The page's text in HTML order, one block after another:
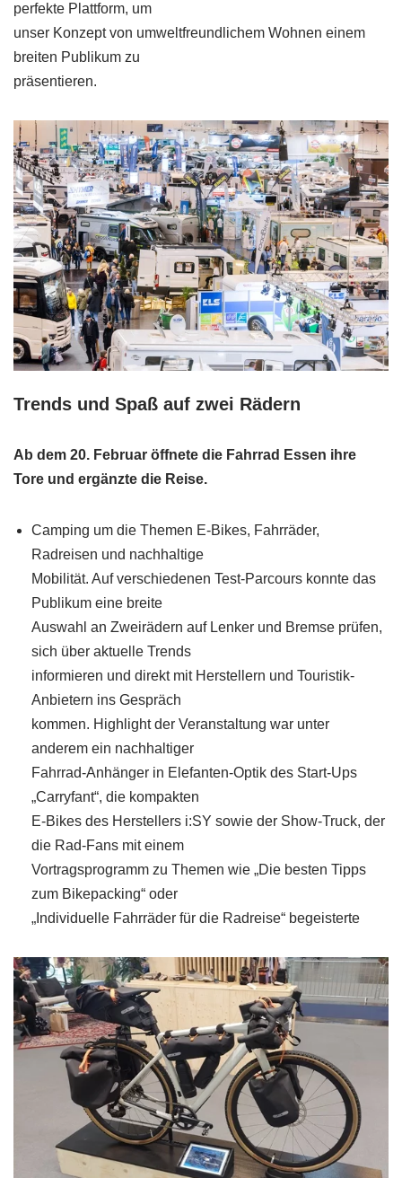
perfekte Plattform, um
unser Konzept von umweltfreundlichem Wohnen einem
breiten Publikum zu
präsentieren.
Trends und Spaß auf zwei Rädern
Ab dem 20. Februar öffnete die Fahrrad Essen ihre
Tore und ergänzte die Reise.
Camping um die Themen E-Bikes, Fahrräder,
Radreisen und nachhaltige
Mobilität. Auf verschiedenen Test-Parcours konnte das
Publikum eine breite
Auswahl an Zweirädern auf Lenker und Bremse prüfen,
sich über aktuelle Trends
informieren und direkt mit Herstellern und Touristik-
Anbietern ins Gespräch
kommen. Highlight der Veranstaltung war unter
anderem ein nachhaltiger
Fahrrad-Anhänger in Elefanten-Optik des Start-Ups
„Carryfant“, die kompakten
E-Bikes des Herstellers i:SY sowie der Show-Truck, der
die Rad-Fans mit einem
Vortragsprogramm zu Themen wie „Die besten Tipps
zum Bikepacking“ oder
„Individuelle Fahrräder für die Radreise“ begeisterte